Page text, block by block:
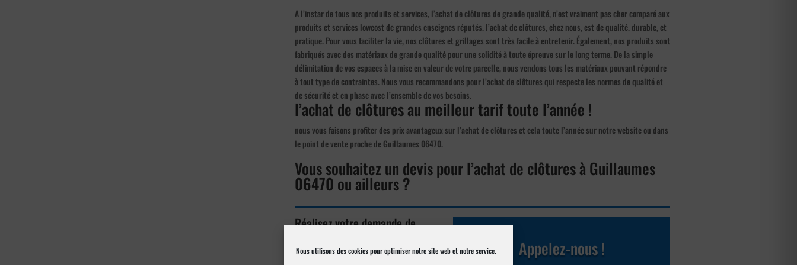
Nous utilisons des cookies pour optimiser notre site web et notre service.
A l’instar de tous nos produits et services, l’achat de clôtures de grande qualité, n’est vraiment pas cher comparé aux
produits et services lowcost de grandes enseignes réputés. l’achat de clôtures, chez nous, est de qualité. durable, et
pratique. Pour vous faciliter la vie, nos clôtures et grillages sont très facile à entretenir. Également, nos produits sont
fabriqués avec des matériaux de grande qualité pour une solidité à toute épreuve sur le long terme. De la simple
délimitation de vos espaces à la mise en valeur de votre parcelle, nous vendons tous les matériaux pouvant répondre
à tout type de contraintes. Nous vous recommandons pour l’achat de clôtures qui respecte les normes de qualité et
de sécurité et en phase avec l’ensemble de vos besoins.
l’achat de clôtures au meilleur tarif toute l’année !
nous vous faisons profiter des prix avantageux sur l’achat de clôtures et cela toute l’année sur notre website ou dans
le point de vente proche de Guillaumes 06470.
Vous souhaitez un devis pour l’achat de clôtures à Guillaumes
06470 ou ailleurs ?
Réalisez votre demande de
Appelez-nous !